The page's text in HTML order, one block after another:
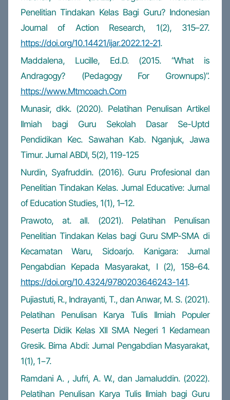
Penelitian Tindakan Kelas Bagi Guru? Indonesian
Journal of Action Research, 1(2), 315–27.
https://doi.org/10.14421/ijar.2022.12-21.
Maddalena, Lucille, Ed.D. (2015. “What is
Andragogy? (Pedagogy For Grownups)”.
https://www.Mtmcoach.Com
Munasir, dkk. (2020). Pelatihan Penulisan Artikel
Ilmiah bagi Guru Sekolah Dasar Se-Uptd
Pendidikan Kec. Sawahan Kab. Nganjuk, Jawa
Timur. Jurnal ABDI, 5(2), 119-125
Nurdin, Syafruddin. (2016). Guru Profesional dan
Penelitian Tindakan Kelas. Jurnal Educative: Jurnal
of Education Studies, 1(1), 1–12.
Prawoto, at. all. (2021). Pelatihan Penulisan
Penelitian Tindakan Kelas bagi Guru SMP-SMA di
Kecamatan Waru, Sidoarjo. Kanigara: Jurnal
Pengabdian Kepada Masyarakat, I (2), 158–64.
https://doi.org/10.4324/9780203646243-141.
Pujiastuti, R., Indrayanti, T., dan Anwar, M. S. (2021).
Pelatihan Penulisan Karya Tulis Ilmiah Populer
Peserta Didik Kelas XII SMA Negeri 1 Kedamean
Gresik. Bima Abdi: Jurnal Pengabdian Masyarakat,
1(1), 1−7.
Ramdani A. , Jufri, A. W., dan Jamaluddin. (2022).
Pelatihan Penulisan Karya Tulis Ilmiah bagi Guru